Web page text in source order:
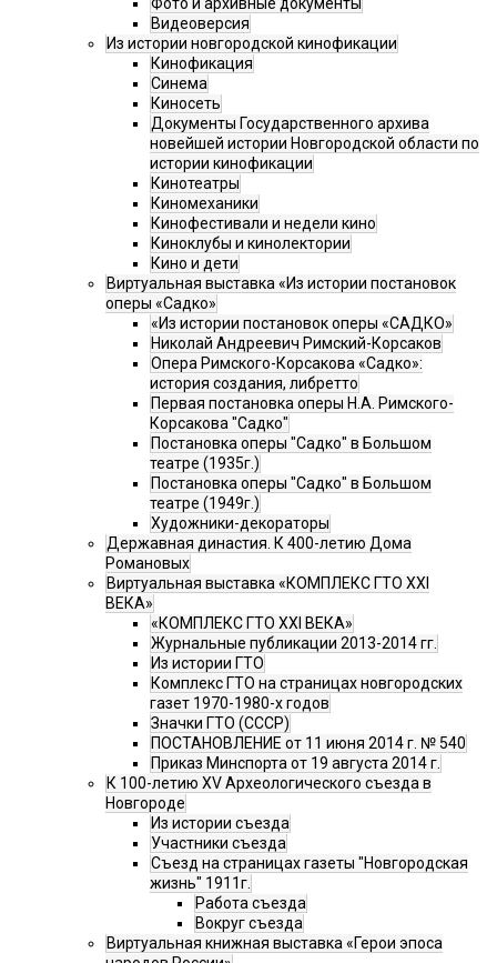
Фото и архивные документы
Видеоверсия
Из истории новгородской кинофикации
Кинофикация
Синема
Киносеть
Документы Государственного архива
новейшей истории Новгородской области по
истории кинофикации
Кинотеатры
Киномеханики
Кинофестивали и недели кино
Киноклубы и кинолектории
Кино и дети
Виртуальная выставка «Из истории постановок
оперы «Садко»
«Из истории постановок оперы «САДКО»
Николай Андреевич Римский-Корсаков
Опера Римского-Корсакова «Садко»:
история создания, либретто
Первая постановка оперы Н.А. Римского-
Корсакова "Садко"
Постановка оперы "Садко" в Большом
театре (1935г.)
Постановка оперы "Садко" в Большом
театре (1949г.)
Художники-декораторы
Державная династия. К 400-летию Дома
Романовых
Виртуальная выставка «КОМПЛЕКС ГТО XXI
ВЕКА»
«КОМПЛЕКС ГТО XXI ВЕКА»
Журнальные публикации 2013-2014 гг.
Из истории ГТО
Комплекс ГТО на страницах новгородских
газет 1970-1980-х годов
Значки ГТО (СССР)
ПОСТАНОВЛЕНИЕ от 11 июня 2014 г. № 540
Приказ Минспорта от 19 августа 2014 г.
К 100-летию XV Археологического съезда в
Новгороде
Из истории съезда
Участники съезда
Cъезд на страницах газеты "Новгородская
жизнь" 1911г.
Работа съезда
Вокруг съезда
Виртуальная книжная выставка «Герои эпоса